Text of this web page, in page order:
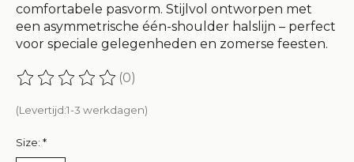
comfortabele pasvorm. Stijlvol ontworpen met
een asymmetrische één-shoulder halslijn – perfect
voor speciale gelegenheden en zomerse feesten.
De beoordeling van dit product is
(0)
(Levertijd:1-3 werkdagen)
Size: *